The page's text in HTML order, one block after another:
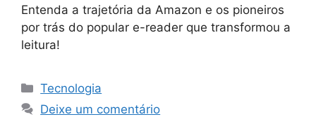
Entenda a trajetória da Amazon e os pioneiros
por trás do popular e-reader que transformou a
leitura!
Categorias
Tecnologia
Deixe um comentário